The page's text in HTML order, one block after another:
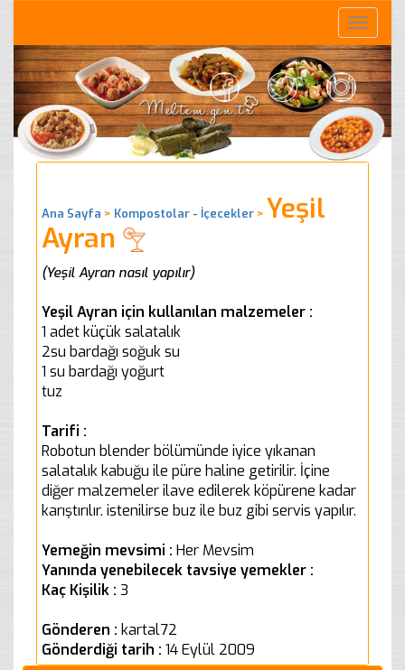
Toggle
Ana Sayfa > Kompostolar - İçecekler > Yeşil
Ayran
(Yeşil Ayran nasıl yapılır)
Yeşil Ayran için kullanılan malzemeler :
1 adet küçük salatalık
2su bardağı soğuk su
1 su bardağı yoğurt
tuz
Tarifi :
Robotun blender bölümünde iyice yıkanan
salatalık kabuğu ile püre haline getirilir. İçine
diğer malzemeler ilave edilerek köpürene kadar
karıştırılır. istenilirse buz ile buz gibi servis yapılır.
Yemeğin mevsimi : Her Mevsim
Yanında yenebilecek tavsiye yemekler :
Kaç Kişilik : 3
Gönderen : kartal72
Gönderdiği tarih : 14 Eylül 2009